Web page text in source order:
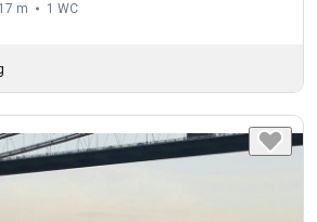
17 m 1 WC